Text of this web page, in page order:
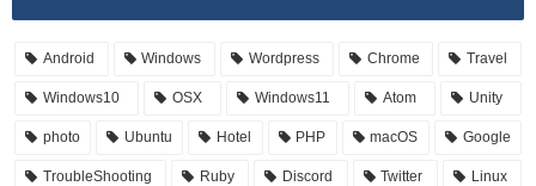
Android Windows Wordpress Chrome Travel
Windows10 OSX Windows11 Atom Unity
photo Ubuntu Hotel PHP macOS Google
TroubleShooting Ruby Discord Twitter Linux